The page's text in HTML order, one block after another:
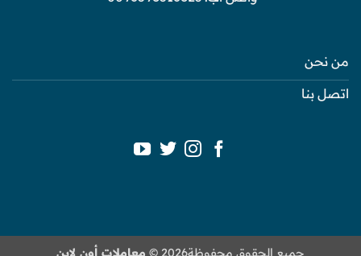
من نحن
اتصل بنا
جميع الحقوق محفوظة2026 © معاملات أون لاين